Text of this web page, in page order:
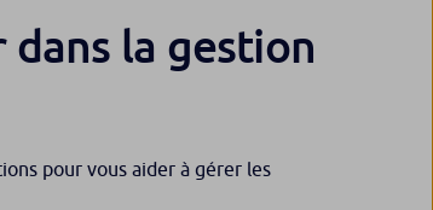
dans la gestion
pour vous aider à gérer les